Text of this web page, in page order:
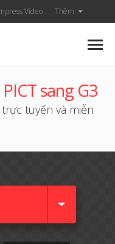
Video Thêm
sang G3
tuyến và miễn